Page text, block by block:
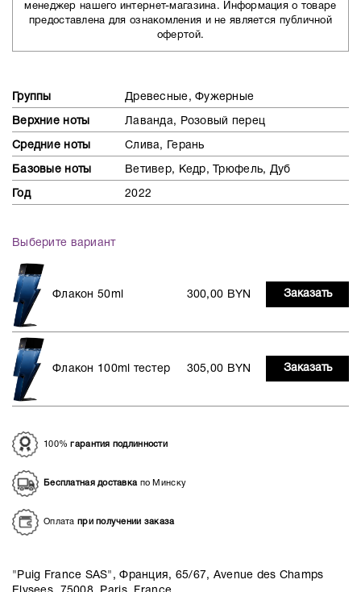
менеджер нашего интернет-магазина. Информация о товаре
предоставлена для ознакомления и не является публичной
офертой.
Группы Древесные, Фужерные
Верхние ноты Лаванда, Розовый перец
Средние ноты Слива, Герань
Базовые ноты Ветивер, Кедр, Трюфель, Дуб
Год 2022
Выберите вариант
Флакон 50ml 300,00 BYN Заказать
Флакон 100ml тестер 305,00 BYN Заказать
100%гарантия подлинности
Бесплатная доставкапо Минску
Оплата при получении заказа
"Puig France SAS", Франция, 65/67, Avenue des Champs